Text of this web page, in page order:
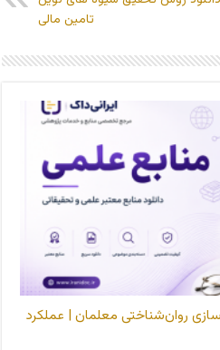
تامین مالی
روان‌شناختی معلمان | عملکرد